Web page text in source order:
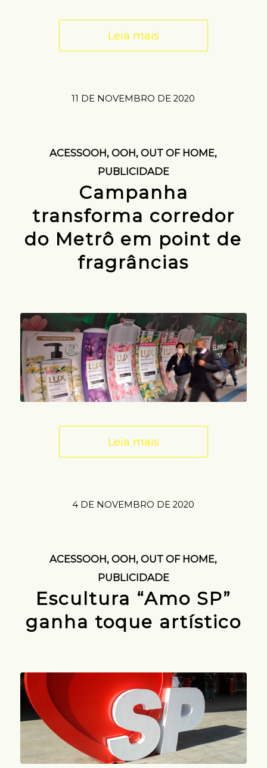
Leia mais
11 DE NOVEMBRO DE 2020
ACESSOOH,OOH,OUT OF HOME,
PUBLICIDADE
Campanha
transforma corredor
do Metrô em point de
fragrâncias
Leia mais
4 DE NOVEMBRO DE 2020
ACESSOOH,OOH,OUT OF HOME,
PUBLICIDADE
Escultura “Amo SP”
ganha toque artístico